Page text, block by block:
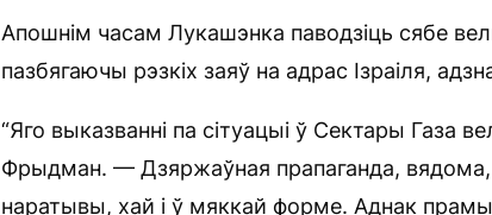
Апошнім часам Лукашэнка паводзіць сябе
пазбягаючы рэзкіх заяў на адрас Ізраіля,
“Яго выказванні па сітуацыі ў Сектары Газа
Фрыдман. — Дзяржаўная прапаганда, вядома,
наратывы, хай і ў мяккай форме. Аднак